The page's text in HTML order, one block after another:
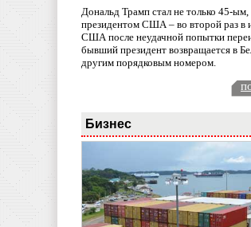
Дональд Трамп стал не только 45-
президентом США – во второй раз в
США после неудачной попытки
бывший президент возвращается в
другим порядковым номером.
Бизнес